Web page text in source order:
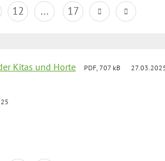
12 ... 17
Kitas und Horte PDF, 707 kB